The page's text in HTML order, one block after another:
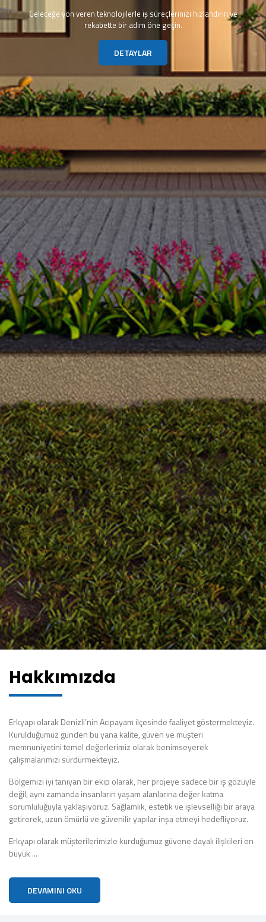
Geleceğe yön veren teknolojilerle iş süreçlerinizi hızlandırın ve
rekabette bir adım öne geçin.
DETAYLAR
Hakkımızda
Erkyapı olarak Denizli’nin Acıpayam ilçesinde faaliyet göstermekteyiz.
Kurulduğumuz günden bu yana kalite, güven ve müşteri
memnuniyetini temel değerlerimiz olarak benimseyerek
çalışmalarımızı sürdürmekteyiz.
Bölgemizi iyi tanıyan bir ekip olarak, her projeye sadece bir iş gözüyle
değil, aynı zamanda insanların yaşam alanlarına değer katma
sorumluluğuyla yaklaşıyoruz. Sağlamlık, estetik ve işlevselliği bir araya
getirerek, uzun ömürlü ve güvenilir yapılar inşa etmeyi hedefliyoruz.
Erkyapı olarak müşterilerimizle kurduğumuz güvene dayalı ilişkileri en
büyük ...
DEVAMINI OKU